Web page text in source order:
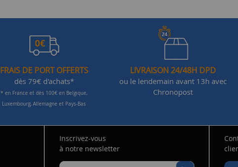
FRAIS DE PORT OFFERTS
dès 79€ d'achats*
* en France et dès 100€ en Belgique,
Luxembourg, Allemagne et Pays-Bas
LIVRAISON 24/48H DPD
ou le lendemain avant 13h avec
Chronopost
Inscrivez-vous
à notre newsletter